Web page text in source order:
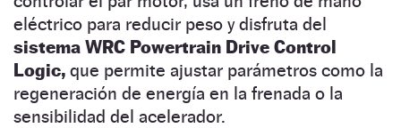
eléctrico para reducir peso y disfruta del
sistema WRC Powertrain Drive Control
Logic, que permite ajustar parámetros como la
regeneración de energía en la frenada o la
sensibilidad del acelerador.